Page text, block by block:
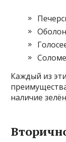
Каждый из
наличие